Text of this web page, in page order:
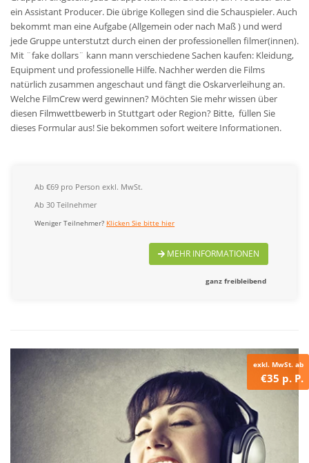
ein Assistant Producer. Die übrige Kollegen sind die Schauspieler. Auch
bekommt man eine Aufgabe (Allgemein oder nach Maß ) und werd
jede Gruppe unterstutzt durch einen der professionellen filmer(innen).
Mit ¨fake dollars¨ kann mann verschiedene Sachen kaufen: Kleidung,
Equipment und professionelle Hilfe. Nachher werden die Films
natürlich zusammen angeschaut und fängt die Oskarverleihung an.
Welche FilmCrew werd gewinnen? Möchten Sie mehr wissen über
diesen Filmwettbewerb in Stuttgart oder Region? Bitte, füllen Sie
dieses Formular aus! Sie bekommen sofort weitere Informationen.
Ab €69 pro Person exkl. MwSt.
Ab 30 Teilnehmer
Weniger Teilnehmer? Klicken Sie bitte hier
MEHR INFORMATIONEN
ganz freibleibend
exkl. MwSt. ab
€35 p. P.